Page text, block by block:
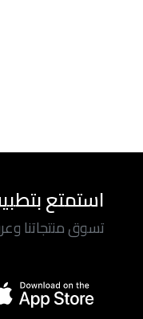
استمتع
تسوق منتجاتنا